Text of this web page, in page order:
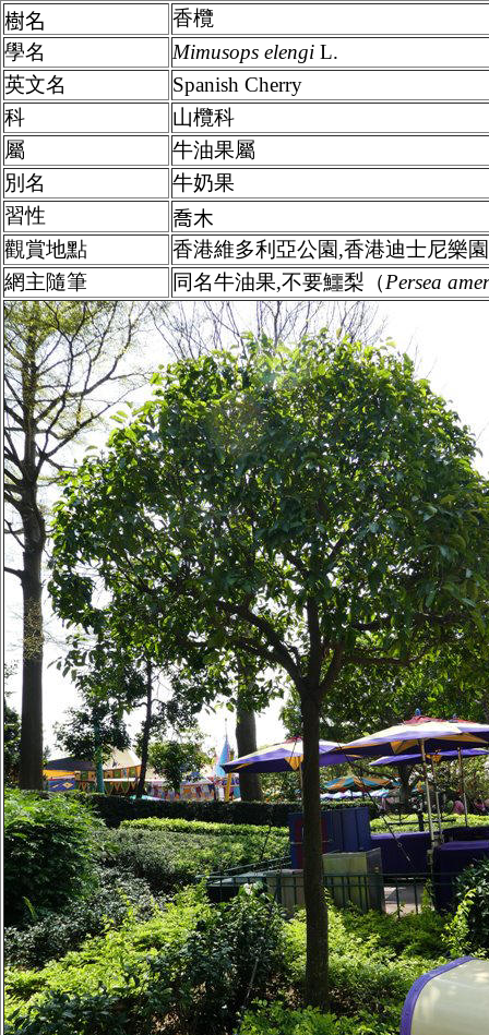
樹名
香欖
學名
Mimusops elengi L.
英文名
Spanish Cherry
科
山欖科
屬
牛油果屬
別名
牛奶果
習性
喬木
觀賞地點
香港維多利亞公園,香港迪士尼樂園
網主隨筆
同名牛油果,不要鱷梨（Persea